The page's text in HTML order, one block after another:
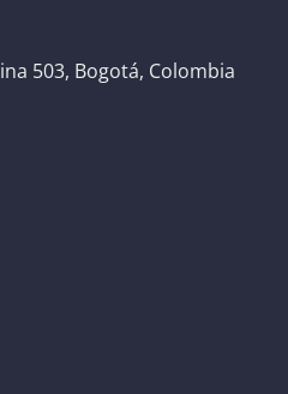
503, Bogotá, Colombia